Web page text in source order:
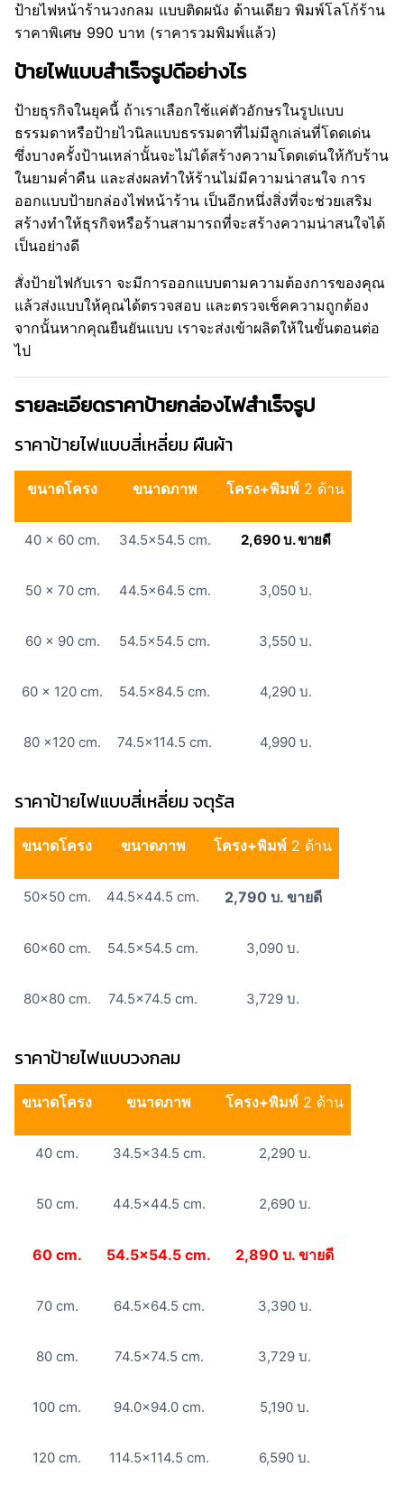
ป้ายไฟหน้าร้านวงกลม แบบติดผนัง ด้านเดียว พิมพ์โลโก้ร้าน
ราคาพิเศษ 990 บาท (ราคารวมพิมพ์แล้ว)
ป้ายไฟแบบสำเร็จรูปดีอย่างไร
ป้ายธุรกิจในยุคนี้ ถ้าเราเลือกใช้แค่ตัวอักษรในรูปแบบ
ธรรมดาหรือป้ายไวนิลแบบธรรมดาที่ไม่มีลูกเล่นที่โดดเด่น
ซึ่งบางครั้งป้านเหล่านั้นจะไม่ได้สร้างความโดดเด่นให้กับร้าน
ในยามค่ำคืน และส่งผลทำให้ร้านไม่มีความน่าสนใจ การ
ออกแบบป้ายกล่องไฟหน้าร้าน เป็นอีกหนึ่งสิ่งที่จะช่วยเสริม
สร้างทำให้ธุรกิจหรือร้านสามารถที่จะสร้างความน่าสนใจได้
เป็นอย่างดี
สั่งป้ายไฟกับเรา จะมีการออกแบบตามความต้องการของคุณ
แล้วส่งแบบให้คุณได้ตรวจสอบ และตรวจเช็คความถูกต้อง
จากนั้นหากคุณยืนยันแบบ เราจะส่งเข้าผลิตให้ในขั้นตอนต่อ
ไป
รายละเอียดราคาป้ายกล่องไฟสำเร็จรูป
ราคาป้ายไฟแบบสี่เหลี่ยม ผืนผ้า
ขนาดโครง ขนาดภาพ โครง+พิมพ์ 2 ด้าน
40 x 60 cm. 34.5×54.5 cm. 2,690 บ. ขายดี
50 x 70 cm. 44.5×64.5 cm. 3,050 บ.
60 x 90 cm. 54.5×54.5 cm. 3,550 บ.
60 x 120 cm. 54.5×84.5 cm. 4,290 บ.
80 x120 cm. 74.5×114.5 cm. 4,990 บ.
ราคาป้ายไฟแบบสี่เหลี่ยม จตุรัส
ขนาดโครง ขนาดภาพ โครง+พิมพ์ 2 ด้าน
50×50 cm. 44.5×44.5 cm. 2,790 บ. ขายดี
60×60 cm. 54.5×54.5 cm. 3,090 บ.
80×80 cm. 74.5×74.5 cm. 3,729 บ.
ราคาป้ายไฟแบบวงกลม
ขนาดโครง ขนาดภาพ โครง+พิมพ์ 2 ด้าน
40 cm. 34.5×34.5 cm. 2,290 บ.
50 cm. 44.5×44.5 cm. 2,690 บ.
60 cm. 54.5×54.5 cm. 2,890 บ. ขายดี
70 cm. 64.5×64.5 cm. 3,390 บ.
80 cm. 74.5×74.5 cm. 3,729 บ.
100 cm. 94.0×94.0 cm. 5,190 บ.
120 cm. 114.5×114.5 cm. 6,590 บ.